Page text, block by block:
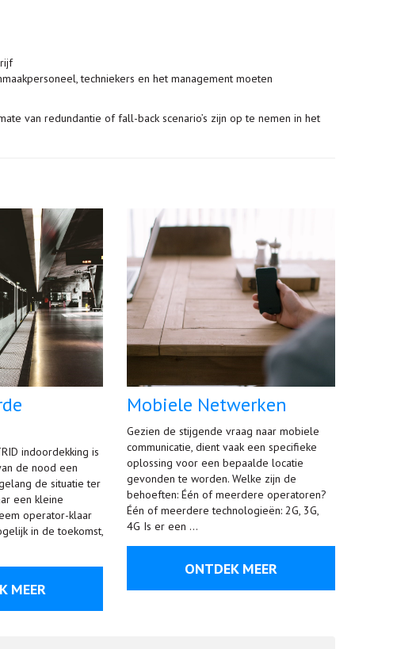
techniekers en het management moeten
van redundantie of fall-back scenario’s zijn op te nemen in het
indoordekking is
de nood een
de situatie ter
een kleine
operator-klaar
in de toekomst,
MEER
Mobiele Netwerken
Gezien de stijgende vraag naar mobiele
communicatie, dient vaak een specifieke
oplossing voor een bepaalde locatie
gevonden te worden. Welke zijn de
behoeften: Één of meerdere operatoren?
Één of meerdere technologieën: 2G, 3G,
4G Is er een …
ONTDEK MEER